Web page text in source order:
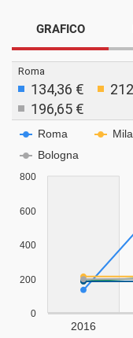
GRAFICO